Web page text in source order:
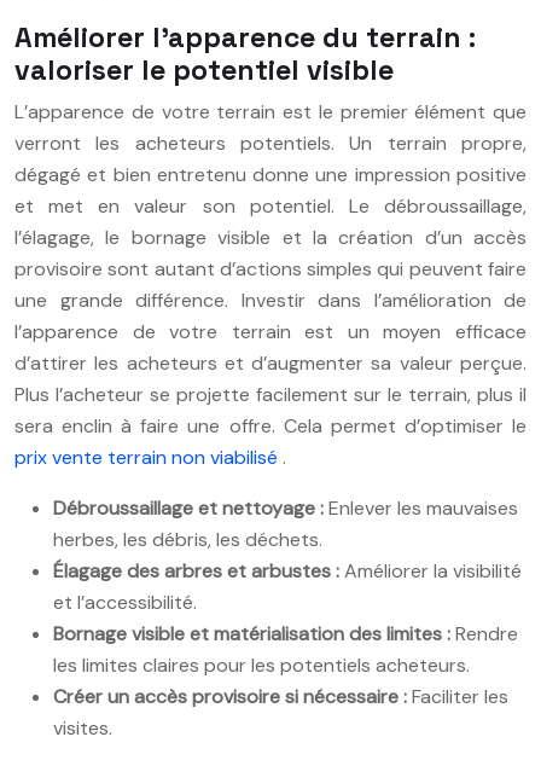
Améliorer l’apparence du terrain :
valoriser le potentiel visible
L’apparence de votre terrain est le premier élément que
verront les acheteurs potentiels. Un terrain propre,
dégagé et bien entretenu donne une impression positive
et met en valeur son potentiel. Le débroussaillage,
l’élagage, le bornage visible et la création d’un accès
provisoire sont autant d’actions simples qui peuvent faire
une grande différence. Investir dans l’amélioration de
l’apparence de votre terrain est un moyen efficace
d’attirer les acheteurs et d’augmenter sa valeur perçue.
Plus l’acheteur se projette facilement sur le terrain, plus il
sera enclin à faire une offre. Cela permet d’optimiser le
prix vente terrain non viabilisé .
Débroussaillage et nettoyage :Enlever les mauvaises
herbes, les débris, les déchets.
Élagage des arbres et arbustes :Améliorer la visibilité
et l’accessibilité.
Bornage visible et matérialisation des limites :Rendre
les limites claires pour les potentiels acheteurs.
Créer un accès provisoire si nécessaire :Faciliter les
visites.